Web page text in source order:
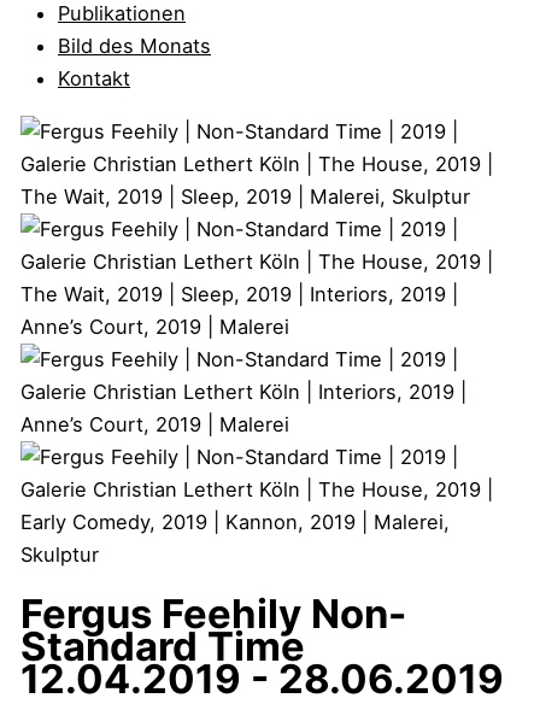
Publikationen
Bild des Monats
Kontakt
Fergus Feehily Non-
Standard Time
12.04.2019 - 28.06.2019